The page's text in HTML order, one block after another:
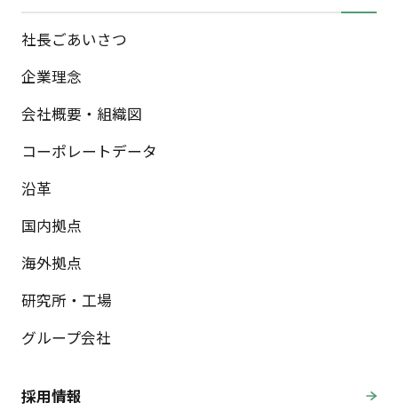
社長ごあいさつ
企業理念
会社概要・組織図
コーポレートデータ
沿革
国内拠点
海外拠点
研究所・工場
グループ会社
採用情報